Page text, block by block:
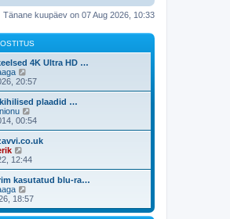
Tänane kuupäev on 07 Aug 2026, 10:33
4K Ultra HD …
a
a
t
a
v
m
a
s
p
s
t
20:57
kihilised plaadid …
a
a
t
v
m
a
s
t
00:54
a
a
t
a
v
i
12:44
kasutatud blu-ra…
a
a
t
18:57